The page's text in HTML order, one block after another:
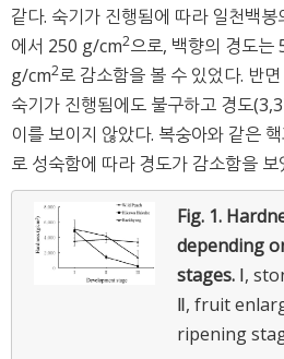
같다. 숙기가 진행됨에 따라 일천백
에서 250 g/cm2으로, 백향의 경도
g/cm2로 감소함을 볼 수 있었다. 반
숙기가 진행됨에도 불구하고 경도
이를 보이지 않았다. 복숭아와 같은
로 성숙함에 따라 경도가 감소함을 보
Fig. 1.
depending
stages. Ⅰ,
Ⅱ, fruit
ripening